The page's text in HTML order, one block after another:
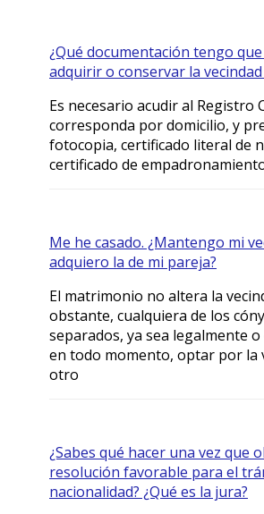
¿Qué documentación tengo
adquirir o conservar la vecindad
Es necesario acudir al Registro
corresponda por domicilio, y
fotocopia, certificado literal de
certificado de
Me he casado. ¿Mantengo mi
adquiero la de mi pareja?
El matrimonio no altera la
obstante, cualquiera de los
separados, ya sea legalmente
en todo momento, optar por la
otro
¿Sabes qué hacer una vez que
resolución favorable para el
nacionalidad? ¿Qué es la jura?